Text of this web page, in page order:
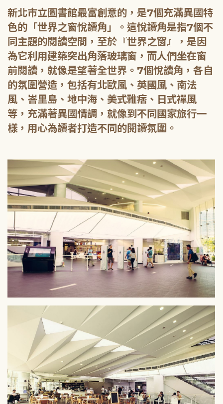
新北市立圖書館最富創意的，是7個充滿異國特
色的「世界之窗悅讀角」。這悅讀角是指7個不
同主題的閱讀空間，至於『世界之窗』，是因
為它利用建築突出角落玻璃窗，而人們坐在窗
前閱讀，就像是望著全世界。7個悅讀角，各自
的氛圍營造，包括有北歐風、英國風、南法
風、峇里島、地中海、美式雅痞、日式禪風
等，充滿著異國情調，就像到不同國家旅行一
樣，用心為讀者打造不同的閱讀氛圍。